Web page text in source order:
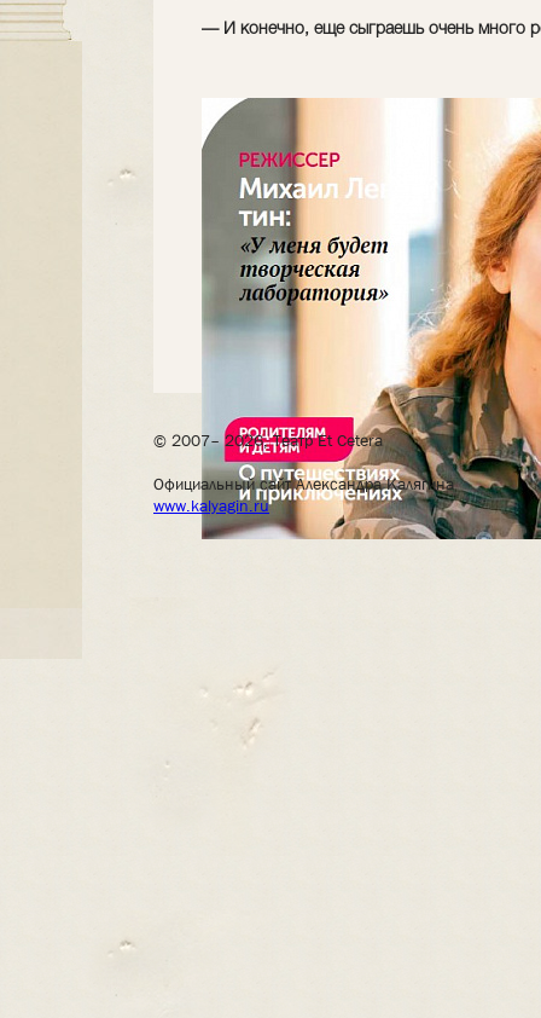
— И конечно, еще сыграешь очень много
© 2007– 2026, Театр Et Cetera
Официальный сайт Александра Калягина
www.kalyagin.ru